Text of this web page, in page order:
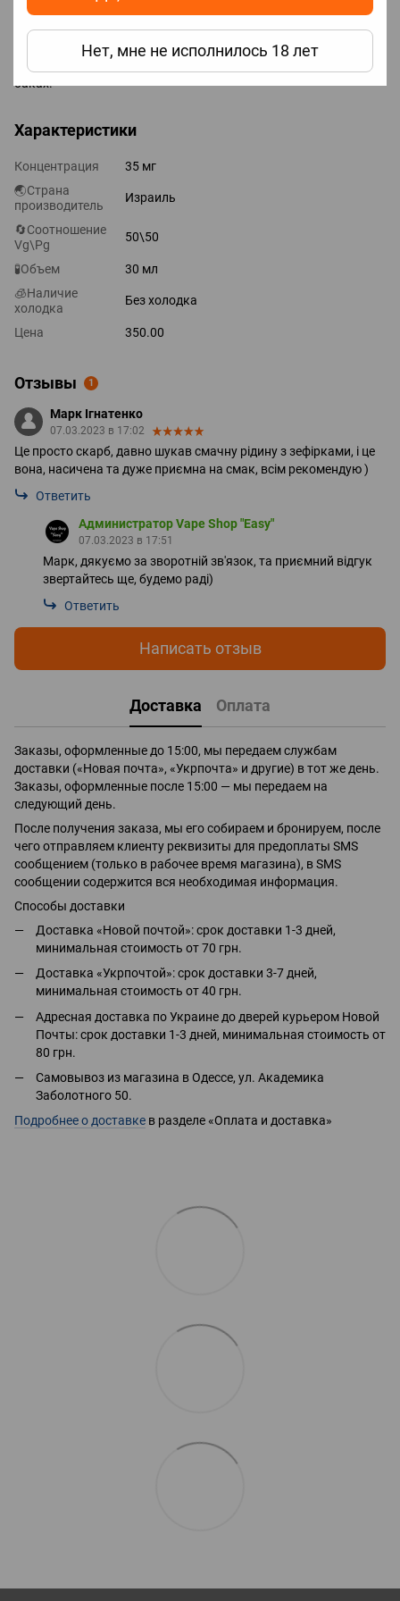
Нет, мне не исполнилось 18 лет
Абсолютно все солевые жидкости категорически не
рекомендуется использовать на мощных вейп устройствах,
рекомендовано применять только на Pod системах и MTL
баках.
Характеристики
Концентрация
35 мг
🌏Страна
производитель
Израиль
🔄Соотношение
Vg\Pg
50\50
🧪Объем
30 мл
🧊Наличие
холодка
Без холодка
Цена 350.00
Отзывы 1
Марк Ігнатенко
07.03.2023 в 17:02
Це просто скарб, давно шукав смачну рідину з зефірками, і це
вона, насичена та дуже приємна на смак, всім рекомендую )
Ответить
Администратор Vape Shop "Easy"
07.03.2023 в 17:51
Марк, дякуємо за зворотній зв'язок, та приємний відгук
звертайтесь ще, будемо раді)
Ответить
Написать отзыв
Доставка Оплата
Заказы, оформленные до 15:00, мы передаем службам
доставки («Новая почта», «Укрпочта» и другие) в тот же день.
Заказы, оформленные после 15:00 — мы передаем на
следующий день.
После получения заказа, мы его собираем и бронируем, после
чего отправляем клиенту реквизиты для предоплаты SMS
сообщением (только в рабочее время магазина), в SMS
сообщении содержится вся необходимая информация.
Способы доставки
Доставка «Новой почтой»: срок доставки 1-3 дней,
минимальная стоимость от 70 грн.
Доставка «Укрпочтой»: срок доставки 3-7 дней,
минимальная стоимость от 40 грн.
Адресная доставка по Украине до дверей курьером Новой
Почты: срок доставки 1-3 дней, минимальная стоимость от
80 грн.
Самовывоз из магазина в Одессе, ул. Академика
Заболотного 50.
Подробнее о доставке в разделе «Оплата и доставка»